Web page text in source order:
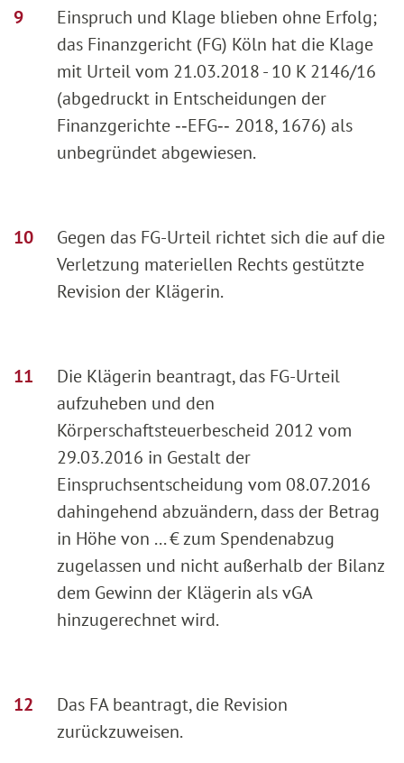
Einspruch und Klage blieben ohne Erfolg;
das Finanzgericht (FG) Köln hat die Klage
mit Urteil vom 21.03.2018 - 10 K 2146/16
(abgedruckt in Entscheidungen der
Finanzgerichte ‑‑EFG‑‑ 2018, 1676) als
unbegründet abgewiesen.
Gegen das FG-Urteil richtet sich die auf die
Verletzung materiellen Rechts gestützte
Revision der Klägerin.
Die Klägerin beantragt, das FG-Urteil
aufzuheben und den
Körperschaftsteuerbescheid 2012 vom
29.03.2016 in Gestalt der
Einspruchsentscheidung vom 08.07.2016
dahingehend abzuändern, dass der Betrag
in Höhe von ... € zum Spendenabzug
zugelassen und nicht außerhalb der Bilanz
dem Gewinn der Klägerin als vGA
hinzugerechnet wird.
Das FA beantragt, die Revision
zurückzuweisen.